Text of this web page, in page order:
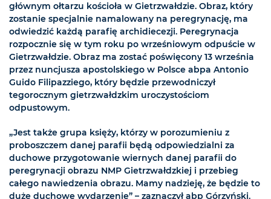
głównym ołtarzu kościoła w Gietrzwałdzie. Obraz, który
zostanie specjalnie namalowany na peregrynację, ma
odwiedzić każdą parafię archidiecezji. Peregrynacja
rozpocznie się w tym roku po wrześniowym odpuście w
Gietrzwałdzie. Obraz ma zostać poświęcony 13 września
przez nuncjusza apostolskiego w Polsce abpa Antonio
Guido Filipazziego, który będzie przewodniczył
tegorocznym gietrzwałdzkim uroczystościom
odpustowym.
„Jest także grupa księży, którzy w porozumieniu z
proboszczem danej parafii będą odpowiedzialni za
duchowe przygotowanie wiernych danej parafii do
peregrynacji obrazu NMP Gietrzwałdzkiej i przebieg
całego nawiedzenia obrazu. Mamy nadzieję, że będzie to
duże duchowe wydarzenie” – zaznaczył abp Górzyński.